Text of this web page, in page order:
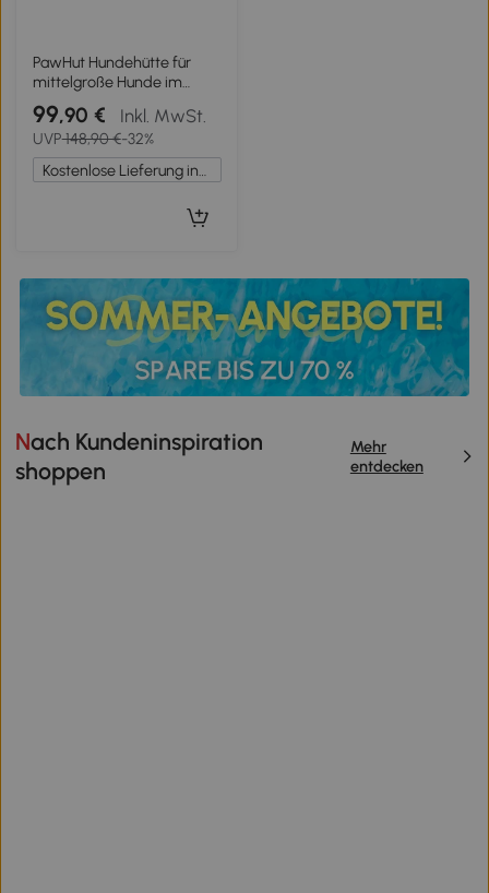
PawHut Hundehütte für
mittelgroße Hunde im
Freien, wetterfest mit
erhöhter Basis und
Fenstern, 85x79x82 cm,
Grau
99,90 € Inkl. MwSt.
UVP148,90 €-32%
Nach Kundeninspiration
shoppen
Mehr
entdecken